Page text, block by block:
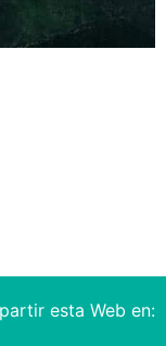
esta Web en: